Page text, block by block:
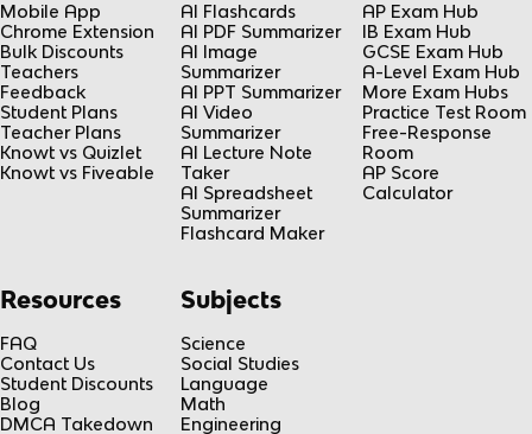
Mobile App
Chrome Extension
Bulk Discounts
Teachers
Feedback
Student Plans
Teacher Plans
Knowt vs Quizlet
Knowt vs Fiveable
AI Flashcards
AI PDF Summarizer
AI Image
Summarizer
AI PPT Summarizer
AI Video
Summarizer
AI Lecture Note
Taker
AI Spreadsheet
Summarizer
Flashcard Maker
AP Exam Hub
IB Exam Hub
GCSE Exam Hub
A-Level Exam Hub
More Exam Hubs
Practice Test Room
Free-Response
Room
AP Score
Calculator
Resources
FAQ
Contact Us
Student Discounts
Blog
DMCA Takedown
Subjects
Science
Social Studies
Language
Math
Engineering